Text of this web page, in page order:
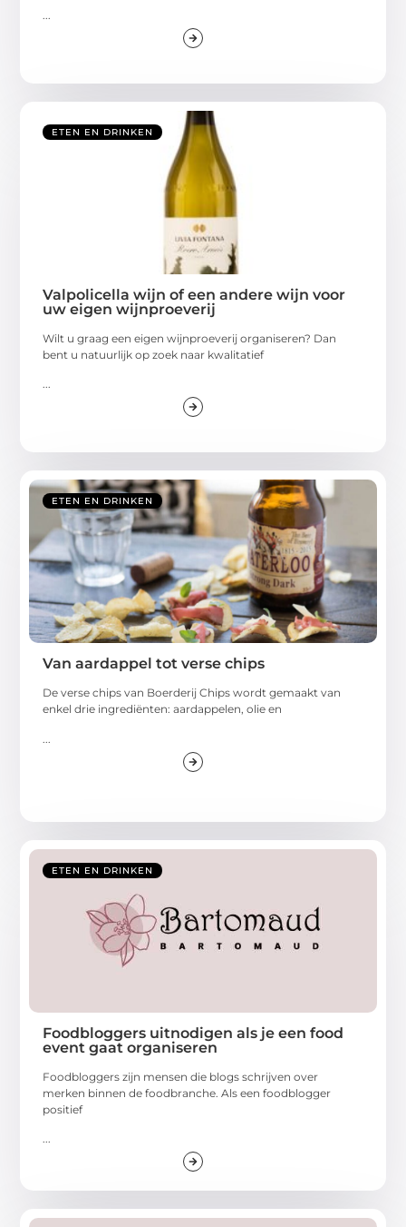
ETEN EN DRINKEN
Valpolicella wijn of een andere wijn voor
uw eigen wijnproeverij
Wilt u graag een eigen wijnproeverij organiseren? Dan
bent u natuurlijk op zoek naar kwalitatief
...
ETEN EN DRINKEN
Van aardappel tot verse chips
De verse chips van Boerderij Chips wordt gemaakt van
enkel drie ingrediënten: aardappelen, olie en
ETEN EN DRINKEN
Foodbloggers uitnodigen als je een food
event gaat organiseren
Foodbloggers zijn mensen die blogs schrijven over
merken binnen de foodbranche. Als een foodblogger
positief